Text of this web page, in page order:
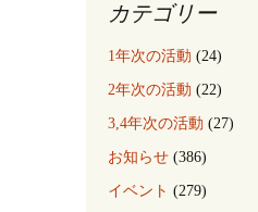
カテゴリー
1年次の活動 (24)
2年次の活動 (22)
3,4年次の活動 (27)
お知らせ (386)
イベント (279)